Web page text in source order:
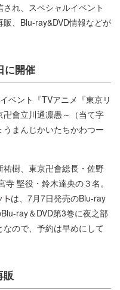
れ、スペシャルイベント
、Blu-ray&DVD情報などが
に開催
ベント『TVアニメ『東京リ
會立川通凛愚～（当て字
まんじかいたちかわつー
樹、東京卍會総長・佐野
堅役・鈴木達央の３名。
は、7月7日発売のBlu-ray
ray＆DVD第3巻に夜之部
ので、予約は早めにして
販